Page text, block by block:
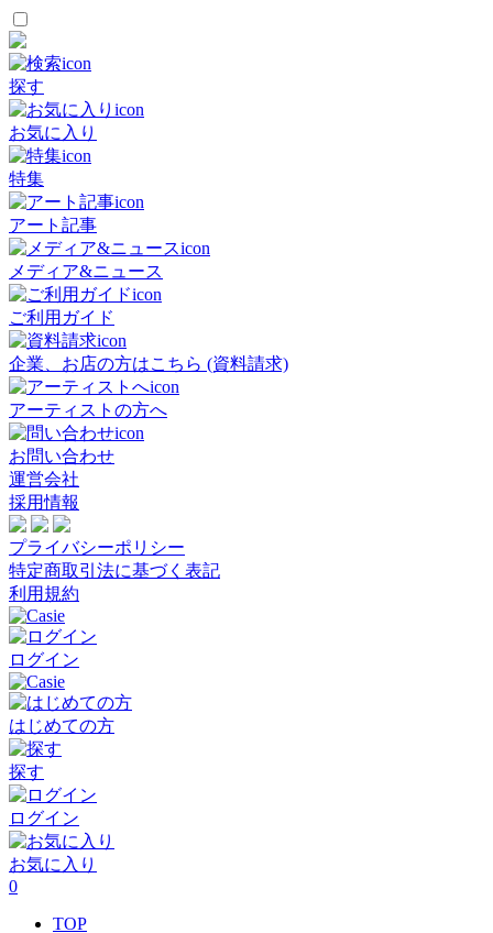
探す
お気に入り
特集
アート記事
メディア&ニュース
ご利用ガイド
企業、お店の方はこちら (資料請求)
アーティストの方へ
お問い合わせ
運営会社
採用情報
プライバシーポリシー
特定商取引法に基づく表記
利用規約
ログイン
はじめての方
探す
ログイン
お気に入り
0
TOP